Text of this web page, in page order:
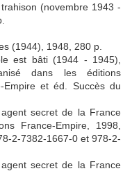
(novembre 1943 -
(1944), 1948, 280 p.
est bâti (1944 - 1945),
dans les éditions
Empire et éd. Succès du
secret de la France
France-Empire, 1998,
2-7382-1667-0 et 978-2-
secret de la France